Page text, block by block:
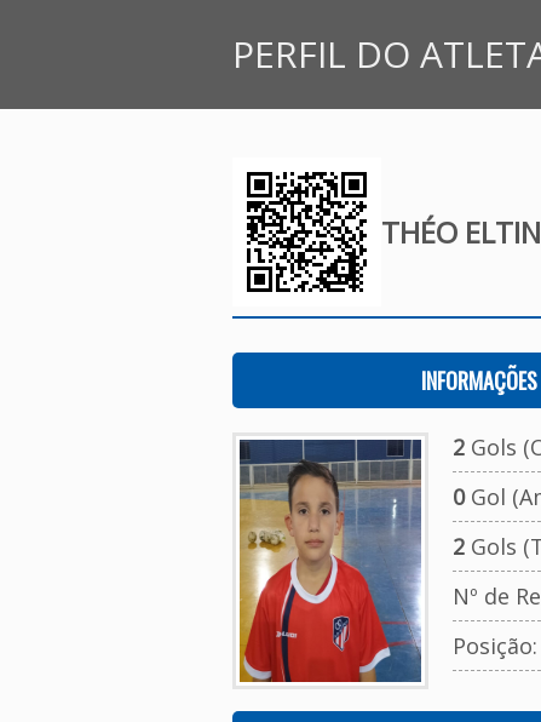
PERFIL DO
THÉO
2Gols
0Gol
2Gols
Nº de
Posição: